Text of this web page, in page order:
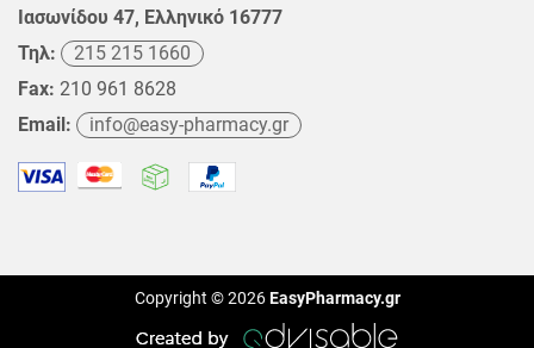
Ιασωνίδου 47, Ελληνικό 16777
Τηλ:
215 215 1660
Fax: 210 961 8628
Email:
info@easy-pharmacy.gr
Copyright © 2026EasyPharmacy.gr